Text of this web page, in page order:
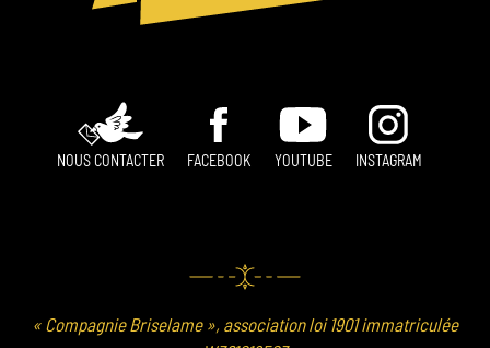
NOUS CONTACTER FACEBOOK YOUTUBE INSTAGRAM
« Compagnie Briselame », association loi 1901 immatriculée